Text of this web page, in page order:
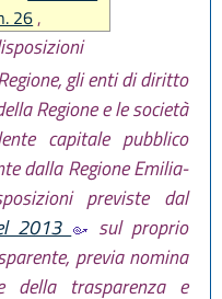
26,
daart. 12
15
, infine
art. 15 L.R.gli enti di diritto
Regione e le società
capitale pubblico
dalla Regione Emilia-
previste dal
2013
sul proprio
previa nomina
della trasparenza e